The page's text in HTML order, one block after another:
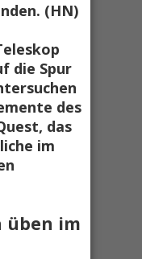
(HN)
die Spur
des
das
im
üben im